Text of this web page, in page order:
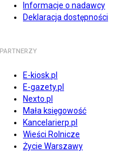
Informacje o nadawcy
Deklaracja dostępności
PARTNERZY
E-kiosk.pl
E-gazety.pl
Nexto.pl
Mała księgowość
Kancelarierp.pl
Wieści Rolnicze
Życie Warszawy